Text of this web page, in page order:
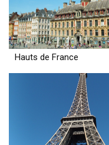
Hauts de France